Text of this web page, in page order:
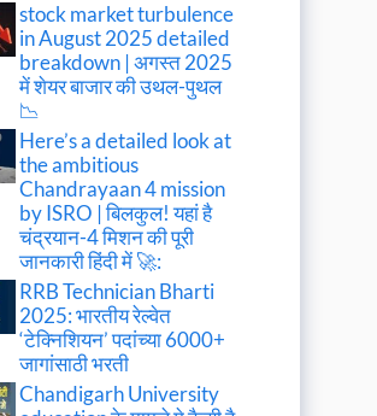
stock market turbulence
in August 2025 detailed
breakdown | अगस्त 2025
में शेयर बाजार की उथल-पुथल
📉
Here’s a detailed look at
the ambitious
Chandrayaan 4 mission
by ISRO | बिलकुल! यहां है
चंद्रयान-4 मिशन की पूरी
जानकारी हिंदी में 🚀:
RRB Technician Bharti
2025: भारतीय रेल्वेत
‘टेक्निशियन’ पदांच्या 6000+
जागांसाठी भरती
Chandigarh University